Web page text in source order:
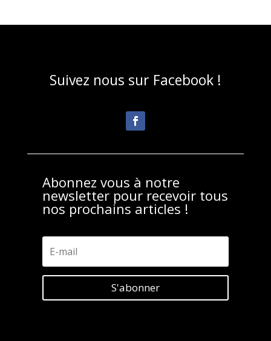
Suivez nous sur Facebook !
Abonnez vous à notre
newsletter pour recevoir tous
nos prochains articles !
S'abonner